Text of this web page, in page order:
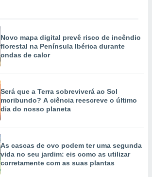
Novo mapa digital prevê risco de incêndio
florestal na Península Ibérica durante
ondas de calor
Será que a Terra sobreviverá ao Sol
moribundo? A ciência reescreve o último
dia do nosso planeta
As cascas de ovo podem ter uma segunda
vida no seu jardim: eis como as utilizar
corretamente com as suas plantas